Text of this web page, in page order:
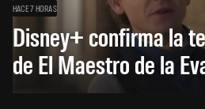
HACE 7 HORAS
Disney+ confirma la
de El Maestro de la